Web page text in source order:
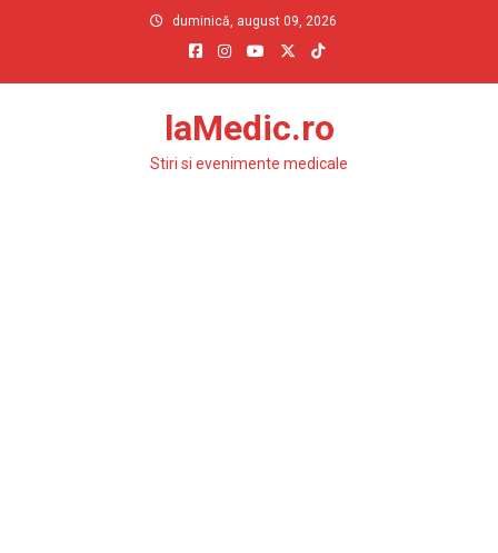
duminică, august 09, 2026
laMedic.ro
Stiri si evenimente medicale